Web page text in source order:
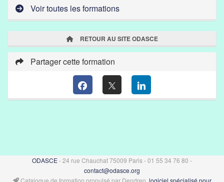
Voir toutes les formations
RETOUR AU SITE ODASCE
Partager cette formation
ODASCE- 24 rue Chauchat 75009 Paris - 01 55 34 76 80 -
contact@odasce.org
Catalogue de formation propulsé par Dendreo, logiciel spécialisé pour